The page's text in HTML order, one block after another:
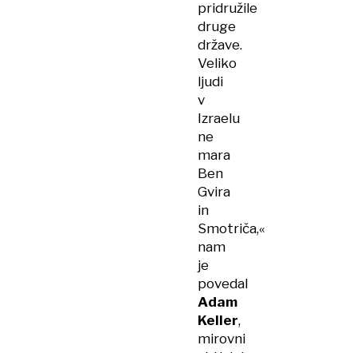
pridružile
druge
države.
Veliko
ljudi
v
Izraelu
ne
mara
Ben
Gvira
in
Smotriča,«
nam
je
povedal
Adam
Keller,
mirovni